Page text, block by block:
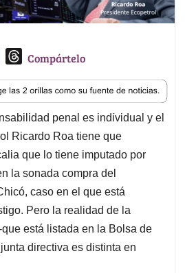
a
i
l
T
r
e
a
d
s
Compártelo
penal es individual y el
Ricardo Roa tiene que
que lo tiene imputado por
la sonada compra del
caso en el que está
Pero la realidad de la
está listada en la Bolsa de
directiva es distinta en